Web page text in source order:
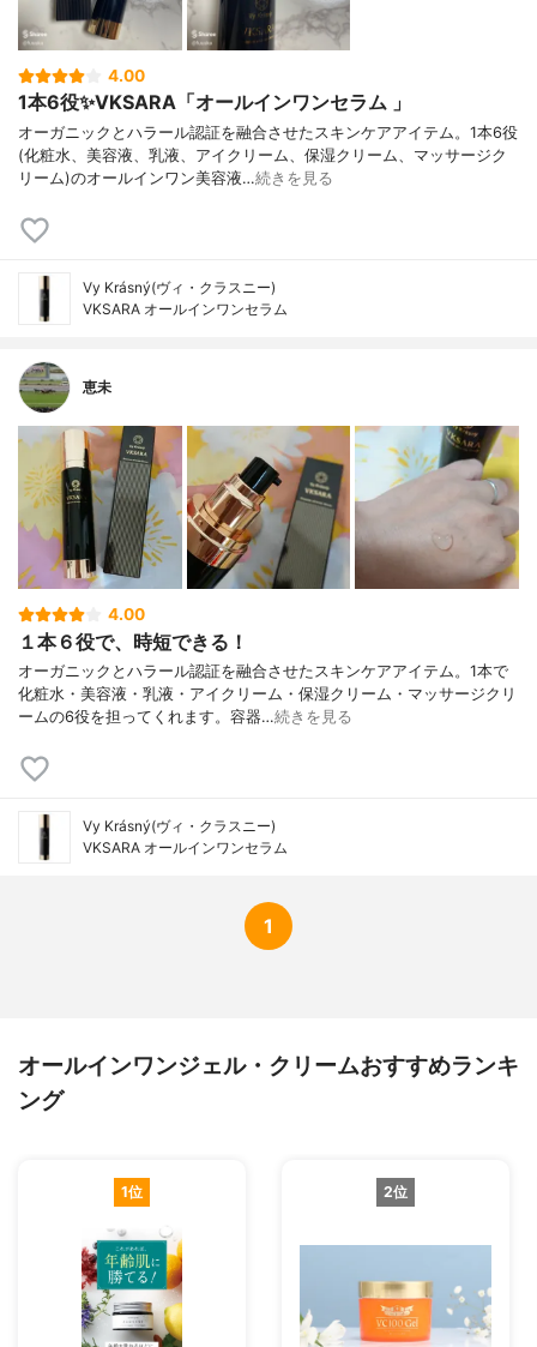
4.00
1本6役✨VKSARA「オールインワンセラム 」
オーガニックとハラール認証を融合させたスキンケアアイテム。1本6役
(化粧水、美容液、乳液、アイクリーム、保湿クリーム、マッサージク
リーム)のオールインワン美容液…続きを見る
Vy Krásný(ヴィ・クラスニー)
VKSARA オールインワンセラム
恵未
4.00
１本６役で、時短できる！
オーガニックとハラール認証を融合させたスキンケアアイテム。1本で
化粧水・美容液・乳液・アイクリーム・保湿クリーム・マッサージクリ
ームの6役を担ってくれます。容器…続きを見る
Vy Krásný(ヴィ・クラスニー)
VKSARA オールインワンセラム
1
オールインワンジェル・クリームおすすめランキ
ング
1位 2位